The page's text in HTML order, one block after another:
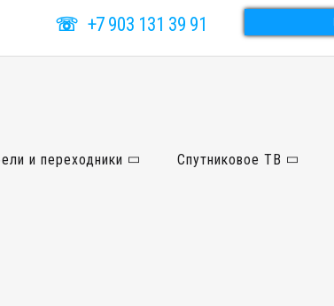
☏ +7 903 131 39 91
и переходники
Спутниковое ТВ